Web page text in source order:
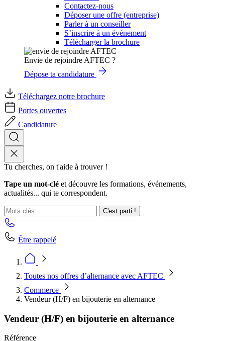
Contactez-nous
Déposer une offre (entreprise)
Parler à un conseiller
S’inscrire à un événement
Télécharger la brochure
Envie de rejoindre AFTEC ?
Dépose ta candidature
Téléchargez notre brochure
Portes ouvertes
Candidature
Tu cherches, on t'aide à trouver !
Tape un mot-clé et découvre les formations, événements,
actualités... qui te correspondent.
C'est parti !
Être rappelé
Toutes nos offres d’alternance avec AFTEC
Commerce
Vendeur (H/F) en bijouterie en alternance
Vendeur (H/F) en bijouterie en alternance
Référence